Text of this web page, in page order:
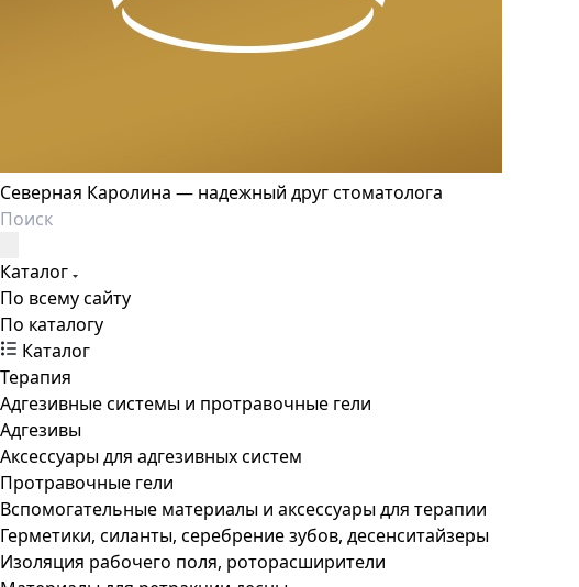
Северная Каролина — надежный друг стоматолога
Каталог
По всему сайту
По каталогу
Каталог
Терапия
Адгезивные системы и протравочные гели
Адгезивы
Аксессуары для адгезивных систем
Протравочные гели
Вспомогательные материалы и аксессуары для терапии
Герметики, силанты, серебрение зубов, десенситайзеры
Изоляция рабочего поля, роторасширители